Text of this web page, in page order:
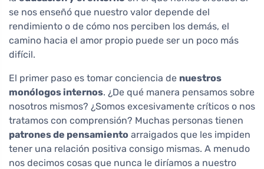
se nos enseñó que nuestro valor depende del
rendimiento o de cómo nos perciben los demás, el
camino hacia el amor propio puede ser un poco más
difícil.
El primer paso es tomar conciencia de nuestros
monólogos internos. ¿De qué manera pensamos sobre
nosotros mismos? ¿Somos excesivamente críticos o nos
tratamos con comprensión? Muchas personas tienen
patrones de pensamiento arraigados que les impiden
tener una relación positiva consigo mismas. A menudo
nos decimos cosas que nunca le diríamos a nuestro